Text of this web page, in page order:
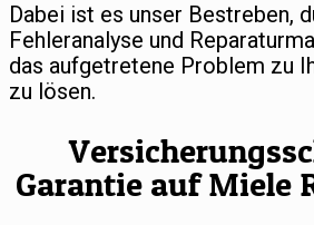
Dabei ist es unser Bestreben,
Fehleranalyse und
das aufgetretene Problem zu
zu lösen.
Garantie auf Miele